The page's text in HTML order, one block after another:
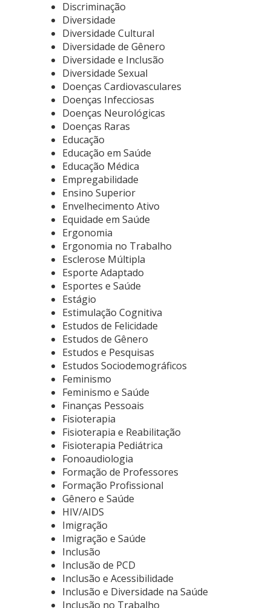
Discriminação
Diversidade
Diversidade Cultural
Diversidade de Gênero
Diversidade e Inclusão
Diversidade Sexual
Doenças Cardiovasculares
Doenças Infecciosas
Doenças Neurológicas
Doenças Raras
Educação
Educação em Saúde
Educação Médica
Empregabilidade
Ensino Superior
Envelhecimento Ativo
Equidade em Saúde
Ergonomia
Ergonomia no Trabalho
Esclerose Múltipla
Esporte Adaptado
Esportes e Saúde
Estágio
Estimulação Cognitiva
Estudos de Felicidade
Estudos de Gênero
Estudos e Pesquisas
Estudos Sociodemográficos
Feminismo
Feminismo e Saúde
Finanças Pessoais
Fisioterapia
Fisioterapia e Reabilitação
Fisioterapia Pediátrica
Fonoaudiologia
Formação de Professores
Formação Profissional
Gênero e Saúde
HIV/AIDS
Imigração
Imigração e Saúde
Inclusão
Inclusão de PCD
Inclusão e Acessibilidade
Inclusão e Diversidade na Saúde
Inclusão no Trabalho